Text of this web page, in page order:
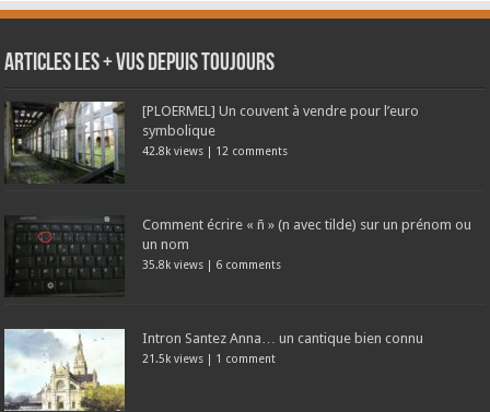
Articles les + vus depuis toujours
[PLOERMEL] Un couvent à vendre pour l’euro
symbolique
42.8k views | 12 comments
Comment écrire « ñ » (n avec tilde) sur un prénom ou
un nom
35.8k views | 6 comments
Intron Santez Anna… un cantique bien connu
21.5k views | 1 comment